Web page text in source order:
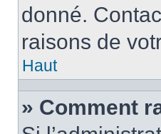
donné.
raisons de
Haut
» Comment